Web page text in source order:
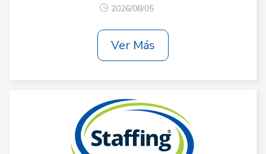
2026/08/05
Ver Más